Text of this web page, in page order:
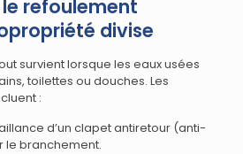
refoulement
divise
survient lorsque les eaux usées
toilettes ou douches. Les
:
d’un clapet antiretour (anti-
le branchement.